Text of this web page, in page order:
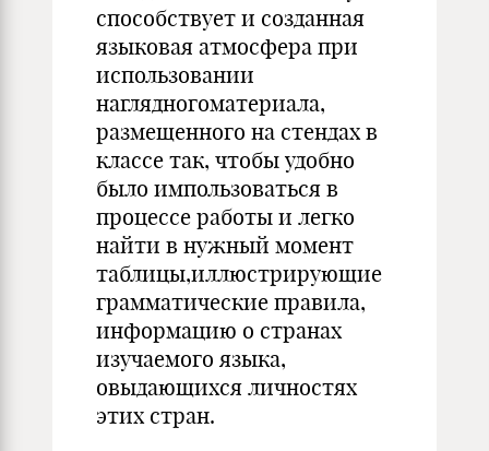
способствует и созданная
языковая атмосфера при
использовании
наглядногоматериала,
размещенного на стендах в
классе так, чтобы удобно
было импользоваться в
процессе работы и легко
найти в нужный момент
таблицы,иллюстрирующие
грамматические правила,
информацию о странах
изучаемого языка,
овыдающихся личностях
этих стран.